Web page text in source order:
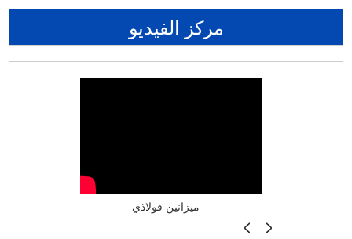
مركز الفيديو
أرفف فراشة بدون براغي